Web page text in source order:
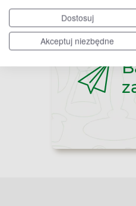
Dostosuj
Akceptuj niezbędne